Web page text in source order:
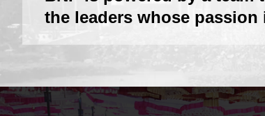
the leaders whose passion